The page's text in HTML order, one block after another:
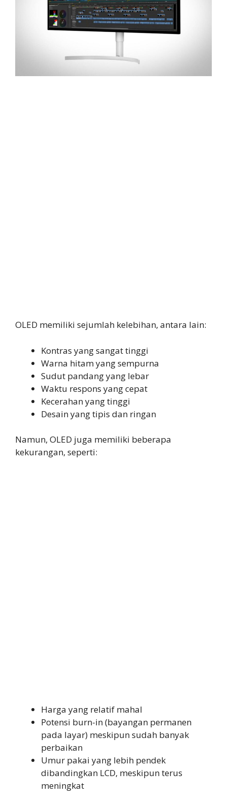
OLED memiliki sejumlah kelebihan, antara lain:
Kontras yang sangat tinggi
Warna hitam yang sempurna
Sudut pandang yang lebar
Waktu respons yang cepat
Kecerahan yang tinggi
Desain yang tipis dan ringan
Namun, OLED juga memiliki beberapa
kekurangan, seperti:
Harga yang relatif mahal
Potensi burn-in (bayangan permanen
pada layar) meskipun sudah banyak
perbaikan
Umur pakai yang lebih pendek
dibandingkan LCD, meskipun terus
meningkat